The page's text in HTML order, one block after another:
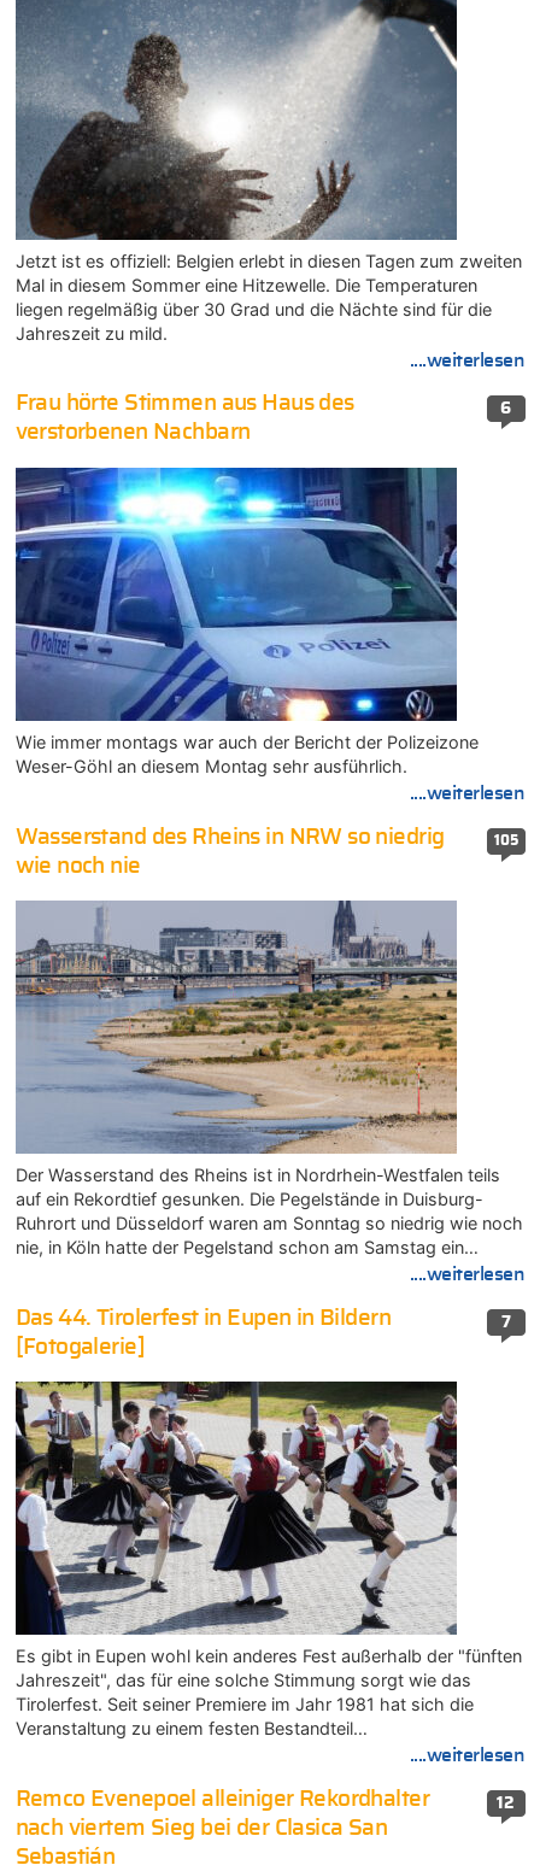
Jetzt ist es offiziell: Belgien erlebt in diesen Tagen zum zweiten
Mal in diesem Sommer eine Hitzewelle. Die Temperaturen
liegen regelmäßig über 30 Grad und die Nächte sind für die
Jahreszeit zu mild.
....weiterlesen
6
Frau hörte Stimmen aus Haus des
verstorbenen Nachbarn
Wie immer montags war auch der Bericht der Polizeizone
Weser-Göhl an diesem Montag sehr ausführlich.
....weiterlesen
105
Wasserstand des Rheins in NRW so niedrig
wie noch nie
Der Wasserstand des Rheins ist in Nordrhein-Westfalen teils
auf ein Rekordtief gesunken. Die Pegelstände in Duisburg-
Ruhrort und Düsseldorf waren am Sonntag so niedrig wie noch
nie, in Köln hatte der Pegelstand schon am Samstag ein…
....weiterlesen
7
Das 44. Tirolerfest in Eupen in Bildern
[Fotogalerie]
Es gibt in Eupen wohl kein anderes Fest außerhalb der "fünften
Jahreszeit", das für eine solche Stimmung sorgt wie das
Tirolerfest. Seit seiner Premiere im Jahr 1981 hat sich die
Veranstaltung zu einem festen Bestandteil…
....weiterlesen
12
Remco Evenepoel alleiniger Rekordhalter
nach viertem Sieg bei der Clasica San
Sebastián